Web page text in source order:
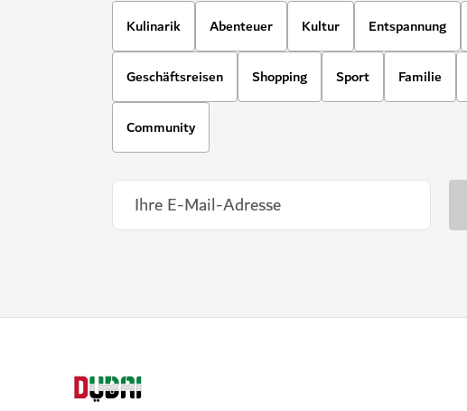
Kulinarik Abenteuer Kultur Entspannung
Geschäftsreisen Shopping Sport Familie
Community